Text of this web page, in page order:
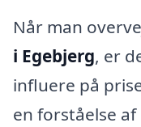
Når man
i Egebjerg, er
influere på
en forståelse